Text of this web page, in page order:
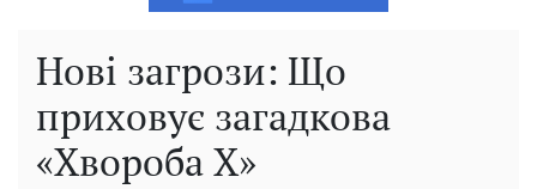
Нові загрози: Що
приховує загадкова
«Хвороба Х»